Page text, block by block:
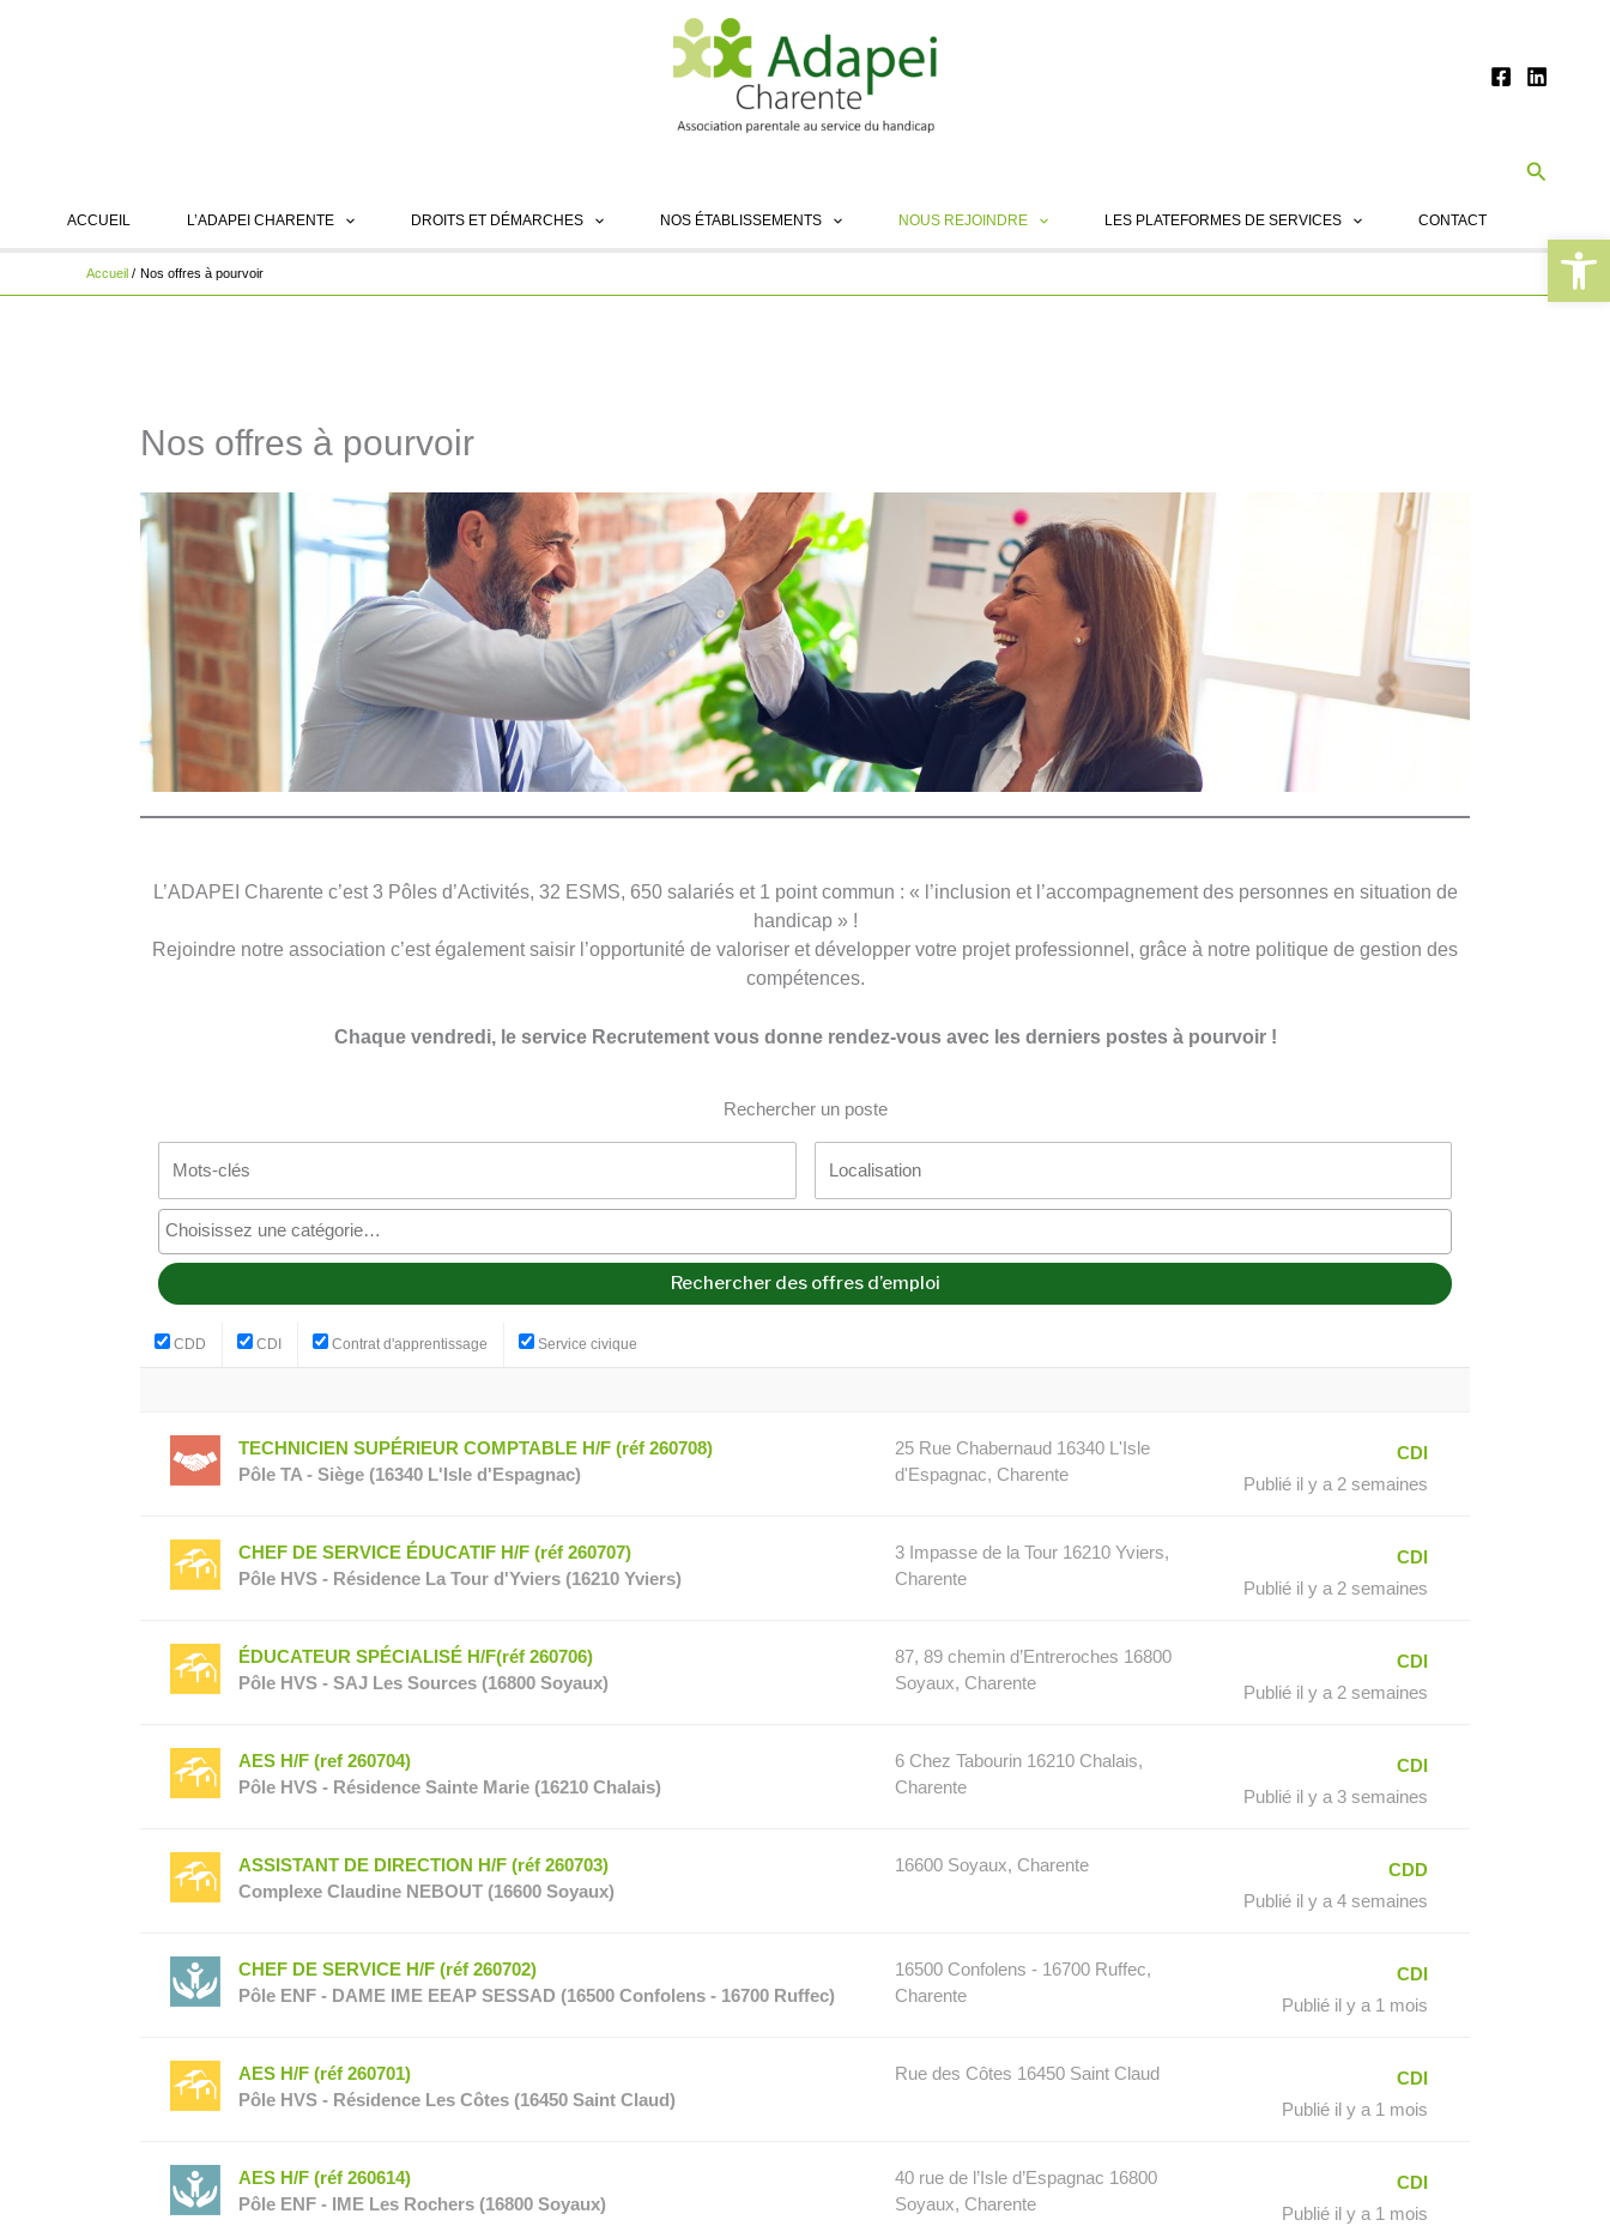
Ouvrir
ACCUEIL L’ADAPEI CHARENTE DROITS ET DÉMARCHES NOS ÉTABLISSEMENTS NOUS REJOINDRE LES PLATEFORMES DE SERVICES CONTACT
Accueil Nos offres à pourvoir
Nos offres à pourvoir
L’ADAPEI Charente c’est 3 Pôles d’Activités, 32 ESMS, 650 salariés et 1 point commun : « l’inclusion et l’accompagnement des personnes en situation de
handicap » !
Rejoindre notre association c’est également saisir l’opportunité de valoriser et développer votre projet professionnel, grâce à notre politique de gestion des
compétences.
Chaque vendredi, le service Recrutement vous donne rendez-vous avec les derniers postes à pourvoir !
Rechercher un poste
CDD CDI Contrat d'apprentissage Service civique
TECHNICIEN SUPÉRIEUR COMPTABLE H/F (réf 260708)
Pôle TA - Siège (16340 L'Isle d'Espagnac)
25 Rue Chabernaud 16340 L'Isle
d'Espagnac, Charente
CDI
Publié il y a 2 semaines
CHEF DE SERVICE ÉDUCATIF H/F (réf 260707)
Pôle HVS - Résidence La Tour d'Yviers (16210 Yviers)
3 Impasse de la Tour 16210 Yviers,
Charente
CDI
Publié il y a 2 semaines
ÉDUCATEUR SPÉCIALISÉ H/F(réf 260706)
Pôle HVS - SAJ Les Sources (16800 Soyaux)
87, 89 chemin d’Entreroches 16800
Soyaux, Charente
CDI
Publié il y a 2 semaines
AES H/F (ref 260704)
Pôle HVS - Résidence Sainte Marie (16210 Chalais)
6 Chez Tabourin 16210 Chalais,
Charente
CDI
Publié il y a 3 semaines
ASSISTANT DE DIRECTION H/F (réf 260703)
Complexe Claudine NEBOUT (16600 Soyaux)
16600 Soyaux, Charente
CDD
Publié il y a 4 semaines
CHEF DE SERVICE H/F (réf 260702)
Pôle ENF - DAME IME EEAP SESSAD (16500 Confolens - 16700 Ruffec)
16500 Confolens - 16700 Ruffec,
Charente
CDI
Publié il y a 1 mois
AES H/F (réf 260701)
Pôle HVS - Résidence Les Côtes (16450 Saint Claud)
Rue des Côtes 16450 Saint Claud
CDI
Publié il y a 1 mois
AES H/F (réf 260614)
Pôle ENF - IME Les Rochers (16800 Soyaux)
40 rue de l’Isle d’Espagnac 16800
Soyaux, Charente
CDI
Publié il y a 1 mois